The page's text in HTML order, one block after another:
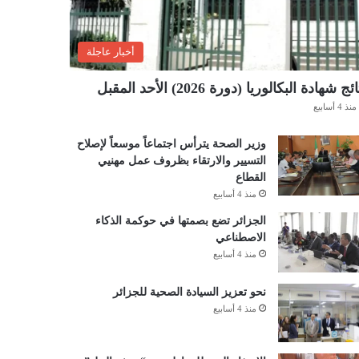
أخبار عاجلة
شهادة البكالوريا (دورة 2026) الأحد المقبل
منذ 4 أسابيع
وزير الصحة يترأس اجتماعاً موسعاً لإصلاح
التسيير والارتقاء بظروف عمل مهنيي
القطاع
منذ 4 أسابيع
الجزائر تضع بصمتها في حوكمة الذكاء
الاصطناعي
منذ 4 أسابيع
نحو تعزيز السيادة الصحية للجزائر
منذ 4 أسابيع